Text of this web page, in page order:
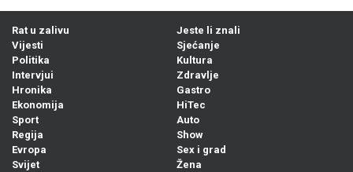
Rat u zalivu
Vijesti
Politika
Intervjui
Hronika
Ekonomija
Sport
Regija
Evropa
Svijet
Jeste li znali
Sjećanje
Kultura
Zdravlje
Gastro
HiTec
Auto
Show
Sex i grad
Žena